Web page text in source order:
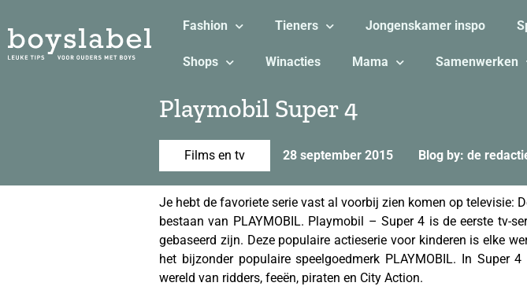
Fashion Tieners Jongenskamer inspo
Shops Winacties Mama Samenwerken
Playmobil Super 4
Films en tv 28 september 2015 Blog by: de
Je hebt de favoriete serie vast al voorbij zien komen op televisie:
bestaan van PLAYMOBIL. Playmobil – Super 4 is de eerste tv-
gebaseerd zijn. Deze populaire actieserie voor kinderen is elke
het bijzonder populaire speelgoedmerk PLAYMOBIL. In Super
wereld van ridders, feeën, piraten en City Action.